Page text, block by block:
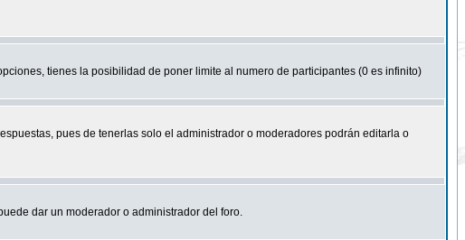
tienes la posibilidad de poner limite al numero de participantes (0 es infinito)
pues de tenerlas solo el administrador o moderadores podrán editarla o
dar un moderador o administrador del foro.